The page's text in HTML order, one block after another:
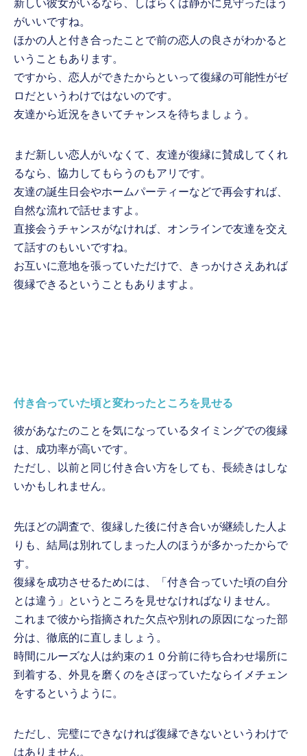
新しい彼女がいるなら、しばらくは静かに見守ったほう
がいいですね。
ほかの人と付き合ったことで前の恋人の良さがわかると
いうこともあります。
ですから、恋人ができたからといって復縁の可能性がゼ
ロだというわけではないのです。
友達から近況をきいてチャンスを待ちましょう。
まだ新しい恋人がいなくて、友達が復縁に賛成してくれ
るなら、協力してもらうのもアリです。
友達の誕生日会やホームパーティーなどで再会すれば、
自然な流れで話せますよ。
直接会うチャンスがなければ、オンラインで友達を交え
て話すのもいいですね。
お互いに意地を張っていただけで、きっかけさえあれば
復縁できるということもありますよ。
付き合っていた頃と変わったところを見せる
彼があなたのことを気になっているタイミングでの復縁
は、成功率が高いです。
ただし、以前と同じ付き合い方をしても、長続きはしな
いかもしれません。
先ほどの調査で、復縁した後に付き合いが継続した人よ
りも、結局は別れてしまった人のほうが多かったからで
す。
復縁を成功させるためには、「付き合っていた頃の自分
とは違う」というところを見せなければなりません。
これまで彼から指摘された欠点や別れの原因になった部
分は、徹底的に直しましょう。
時間にルーズな人は約束の１０分前に待ち合わせ場所に
到着する、外見を磨くのをさぼっていたならイメチェン
をするというように。
ただし、完璧にできなければ復縁できないというわけで
はありません。